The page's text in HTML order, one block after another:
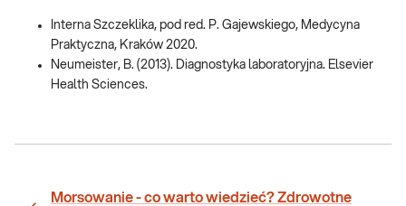
Interna Szczeklika, pod red. P. Gajewskiego, Medycyna
Praktyczna, Kraków 2020.
Neumeister, B. (2013). Diagnostyka laboratoryjna. Elsevier
Health Sciences.
Morsowanie - co warto wiedzieć? Zdrowotne